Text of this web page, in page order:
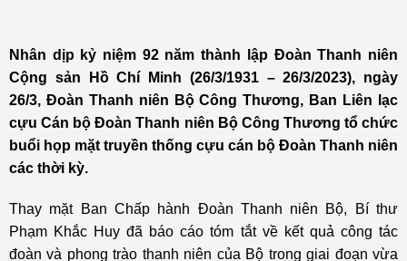
Nhân dịp kỷ niệm 92 năm thành lập Đoàn Thanh niên
Cộng sản Hồ Chí Minh (26/3/1931 – 26/3/2023), ngày
26/3, Đoàn Thanh niên Bộ Công Thương, Ban Liên lạc
cựu Cán bộ Đoàn Thanh niên Bộ Công Thương tổ chức
buổi họp mặt truyền thống cựu cán bộ Đoàn Thanh niên
các thời kỳ.
Thay mặt Ban Chấp hành Đoàn Thanh niên Bộ, Bí thư
Phạm Khắc Huy đã báo cáo tóm tắt về kết quả công tác
đoàn và phong trào thanh niên của Bộ trong giai đoạn vừa